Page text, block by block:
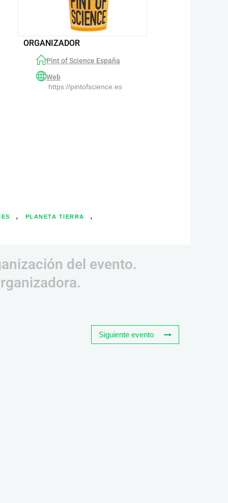
ORGANIZADOR
Pint of Science España
Web
https://pintofscience.es
, PLANETA TIERRA ,
del evento.
Siguiente evento